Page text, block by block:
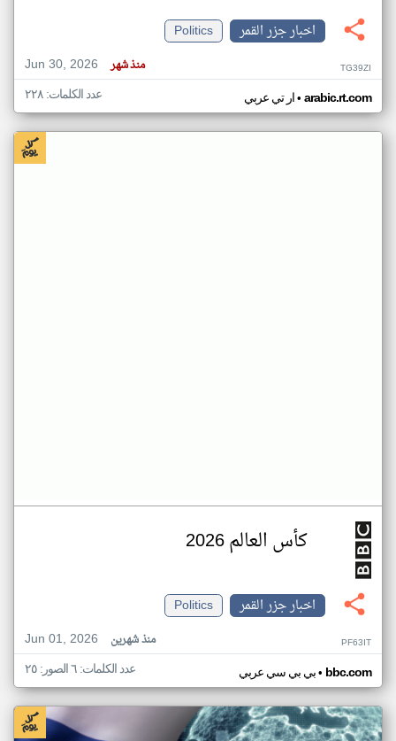
اخبار جزر القمر
Politics
Jun 30, 2026
منذ شهر TG39ZI
ار تي عربي• arabic.rt.com عدد الكلمات: ٢٢٨
كأس العالم 2026
اخبار جزر القمر
Politics
Jun 01, 2026
منذ شهرين PF63IT
بي بي سي عربي• bbc.com عدد الكلمات: ٦ الصور: ٢٥